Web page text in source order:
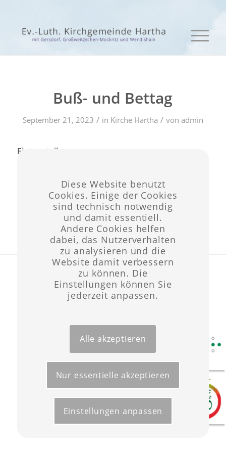
Buß- und Bettag
September 21, 2023 / in Kirche Hartha / von admin
Eintrag teilen
Layout & Website-Erstellung ©opyright 2021 -Werbeagentur Wüst
Förderungen Kontakt Impressum Datenschutz
Diese Website benutzt
Cookies. Einige der Cookies
sind technisch notwendig
und damit essentiell.
Andere Cookies helfen
dabei, das Nutzerverhalten
zu analysieren und die
Website damit verbessern
zu können. Die
Einstellungen können Sie
jederzeit anpassen.
Alle akzeptieren
Nur essentielle akzeptieren
Einstellungen anpassen